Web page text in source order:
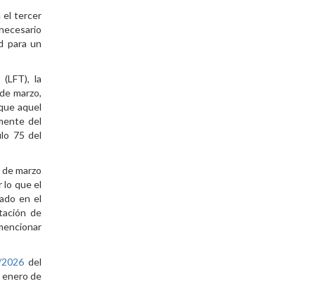
el tercer
para un
la
marzo,
aquel
del
75 del
marzo
lo que el
en el
de
del
enero de